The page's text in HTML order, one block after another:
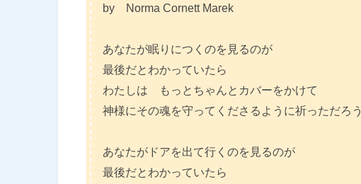
by Norma Cornett Marek
あなたが眠りにつくのを見るのが
最後だとわかっていたら
わたしは もっとちゃんとカバーをかけて
神様にその魂を守ってくださるように祈っただろう
あなたがドアを出て行くのを見るのが
最後だとわかっていたら